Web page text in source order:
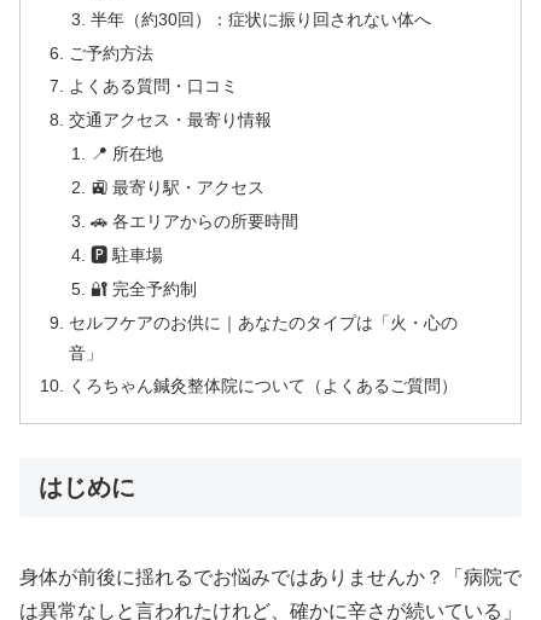
半年（約30回）：症状に振り回されない体へ
ご予約方法
よくある質問・口コミ
交通アクセス・最寄り情報
📍 所在地
🚉 最寄り駅・アクセス
🚗 各エリアからの所要時間
🅿 駐車場
🔐 完全予約制
セルフケアのお供に｜あなたのタイプは「火・心の
音」
くろちゃん鍼灸整体院について（よくあるご質問）
はじめに
身体が前後に揺れるでお悩みではありませんか？「病院で
は異常なしと言われたけれど、確かに辛さが続いている」